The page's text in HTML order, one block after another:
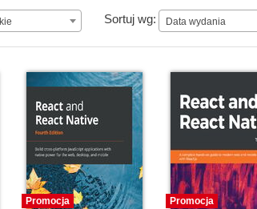
Sortuj wg: Data wydania
Data wydania
Promocja Promocja